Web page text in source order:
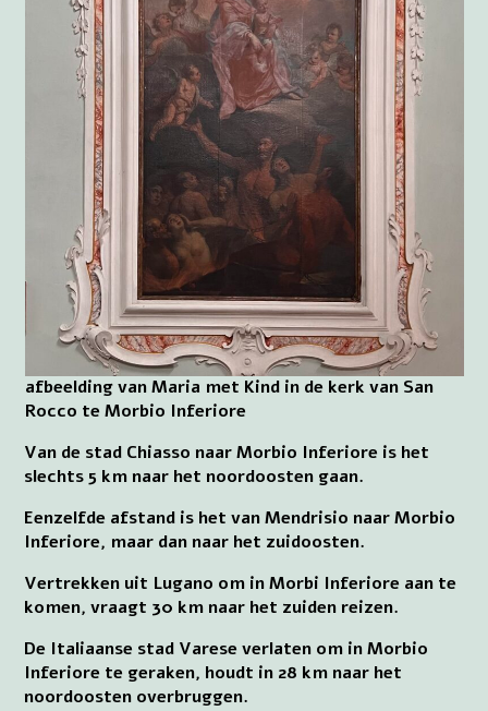
afbeelding van Maria met Kind in de kerk van San
Rocco te Morbio Inferiore
Van de stad Chiasso naar Morbio Inferiore is het
slechts 5 km naar het noordoosten gaan.
Eenzelfde afstand is het van Mendrisio naar Morbio
Inferiore, maar dan naar het zuidoosten.
Vertrekken uit Lugano om in Morbi Inferiore aan te
komen, vraagt 30 km naar het zuiden reizen.
De Italiaanse stad Varese verlaten om in Morbio
Inferiore te geraken, houdt in 28 km naar het
noordoosten overbruggen.